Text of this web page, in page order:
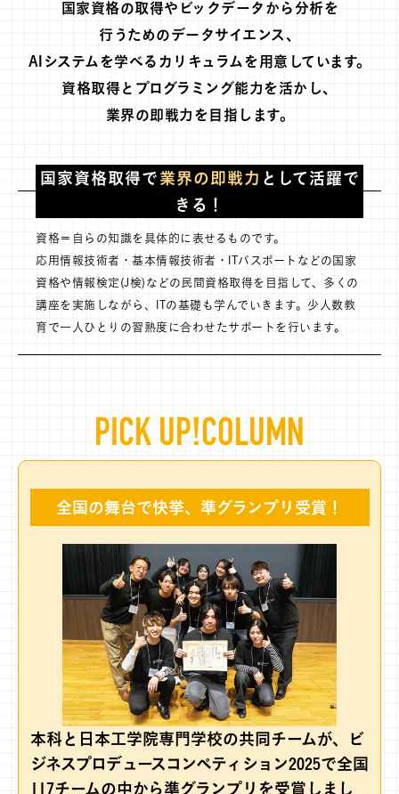
国家資格の取得やビックデータから分析を
行うためのデータサイエンス、
AIシステムを学べるカリキュラムを用意しています。
資格取得とプログラミング能力を活かし、
業界の即戦力を目指します。
国家資格取得で 業界の即戦力 として活躍で
きる！
資格＝自らの知識を具体的に表せるものです。
応用情報技術者・基本情報技術者・ITパスポートなどの国家
資格や情報検定(J検)などの民間資格取得を目指して、多くの
講座を実施しながら、ITの基礎も学んでいきます。少人数教
育で一人ひとりの習熟度に合わせたサポートを行います。
PICK UP!COLUMN
全国の舞台で快挙、 準グランプリ受賞！
本科と日本工学院専門学校の共同チームが、ビ
ジネスプロデュースコンペティション2025で全国
117チームの中から準グランプリを受賞しまし